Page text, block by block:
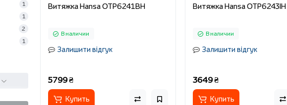
1
1
2
1
Витяжка Hansa OTP6241BH
В наличии
Залишити відгук
5799 ₴
Купить
Витяжка Hansa OTP6243IH
В наличии
Залишити відгук
3649 ₴
Купить